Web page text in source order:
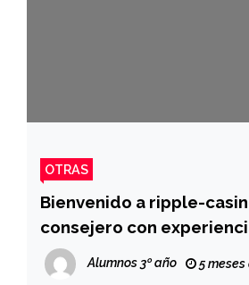
OTRAS
Bienvenido a ripple-
consejero con
casinos en internet de
Alumnos 3º año 5 meses